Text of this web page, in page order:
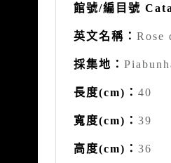
館號/編目號
英文名稱： Rose
採集地：
長度(cm)： 40
寬度(cm)： 39
高度(cm)： 36